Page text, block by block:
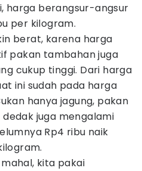
harga berangsur-angsur
per kilogram.
berat, karena harga
pakan tambahan juga
cukup tinggi. Dari harga
ini sudah pada harga
hanya jagung, pakan
juga mengalami
Rp4 ribu naik
kita pakai